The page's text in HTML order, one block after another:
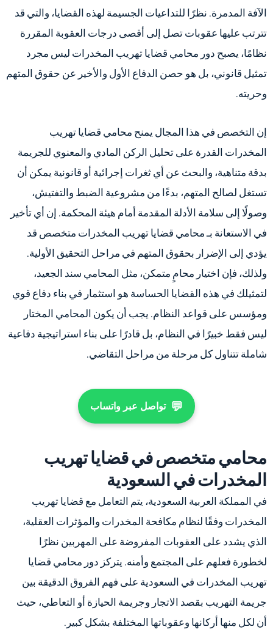
الآفة المدمرة. نظرًا للتداعيات الجسيمة لهذه القضايا، والتي قد
تترتب عليها عقوبات تصل إلى أقصى درجات العقوبة المقررة
نظامًا، يصبح دور محامي قضايا تهريب المخدرات ليس مجرد
تمثيل قانوني، بل هو حصن الدفاع الأول والأخير عن حقوق المتهم
وحريته.
إن التخصص في هذا المجال يمنح محامي قضايا تهريب
المخدرات القدرة على تحليل الركن المادي والمعنوي للجريمة
بدقة متناهية، والبحث عن أي ثغرات إجرائية أو قانونية يمكن أن
تستغل لصالح المتهم، بدءًا من مشروعية الضبط والتفتيش،
وصولًا إلى سلامة الأدلة المقدمة أمام هيئة المحكمة. إن أي تأخير
في الاستعانة بـ محامي قضايا تهريب المخدرات متخصص قد
يؤدي إلى الإضرار بحقوق المتهم في مراحل التحقيق الأولية.
ولذلك، فإن اختيار محامٍ متمكن، مثل المحامي سند الجعيد،
لتمثيلك في هذه القضايا الحساسة هو استثمار في بناء دفاع قوي
ومؤسس على قواعد النظام. يجب أن يكون المحامي المختار
ليس فقط خبيرًا في النظام، بل قادرًا على بناء استراتيجية دفاعية
شاملة تتناول كل مرحلة من مراحل التقاضي.
💬 تواصل عبر واتساب
محامي متخصص في قضايا تهريب
المخدرات في السعودية
في المملكة العربية السعودية، يتم التعامل مع قضايا تهريب
المخدرات وفقًا لنظام مكافحة المخدرات والمؤثرات العقلية،
الذي يشدد على العقوبات المفروضة على المهربين نظرًا
لخطورة فعلهم على المجتمع وأمنه. يتركز دور محامي قضايا
تهريب المخدرات في السعودية على فهم الفروق الدقيقة بين
جريمة التهريب بقصد الاتجار وجريمة الحيازة أو التعاطي، حيث
أن لكل منها أركانها وعقوباتها المختلفة بشكل كبير.